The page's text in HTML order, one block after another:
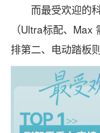
而最受欢迎的
（Ultra标配、
排第二、电动踏板